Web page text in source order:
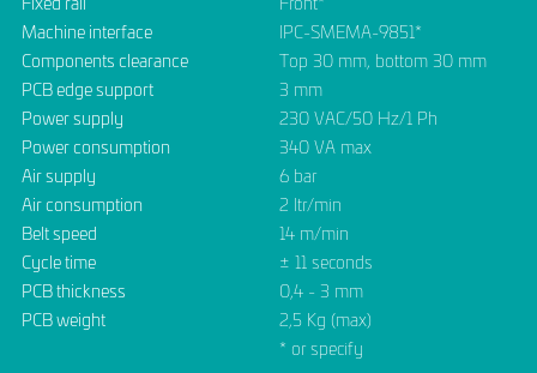
Machine interface
IPC-SMEMA-9851*
Components clearance
Top 30 mm, bottom 30 mm
PCB edge support
3 mm
Power supply
230 VAC/50 Hz/1 Ph
Power consumption
340 VA max
Air supply
6 bar
Air consumption
2 ltr/min
Belt speed
14 m/min
Cycle time
± 11 seconds
PCB thickness
0,4 - 3 mm
PCB weight
2,5 Kg (max)
* or specify